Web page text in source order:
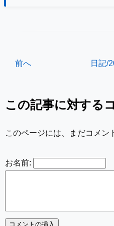
前へ 日記/
この記事に対する
このページには、まだコメン
お名前: